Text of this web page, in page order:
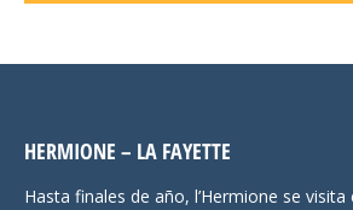
HERMIONE – LA FAYETTE
Hasta finales de año, l’Hermione se visita